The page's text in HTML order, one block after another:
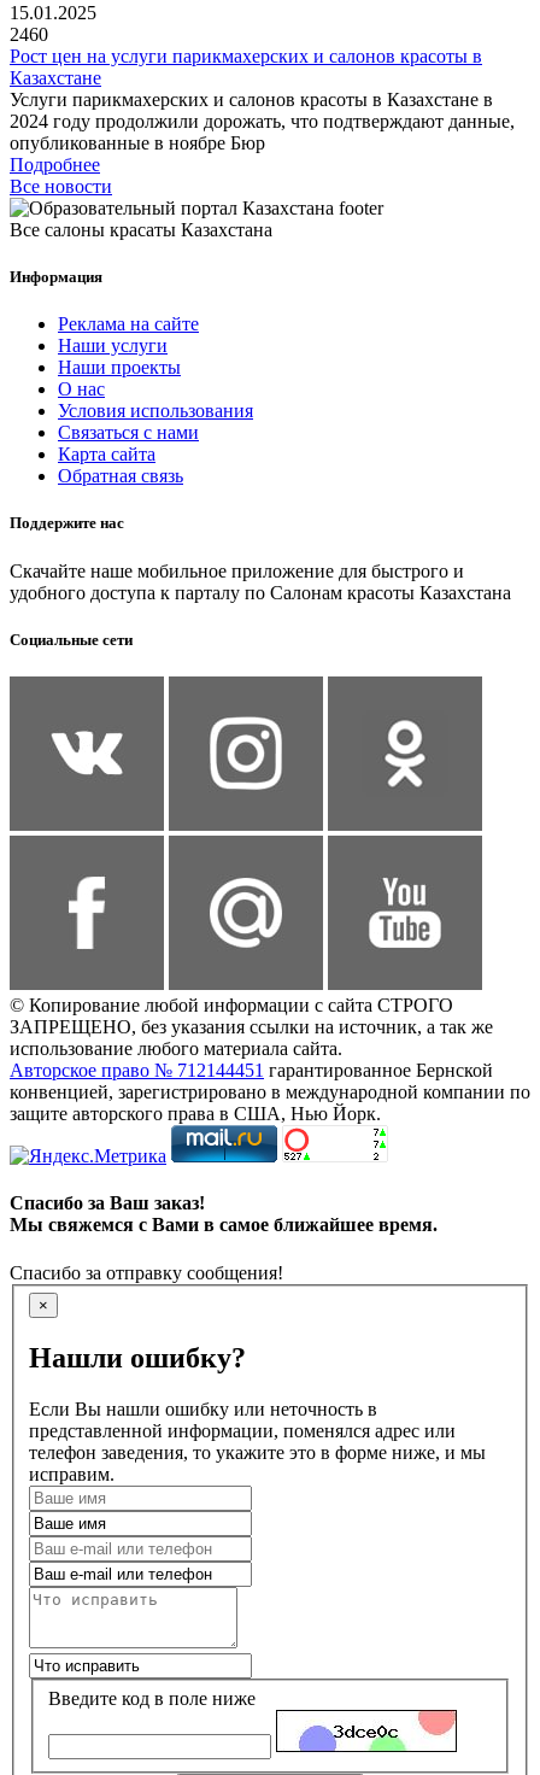
15.01.2025
2460
Рост цен на услуги парикмахерских и салонов красоты в
Казахстане
Услуги парикмахерских и салонов красоты в Казахстане в
2024 году продолжили дорожать, что подтверждают данные,
опубликованные в ноябре Бюр
Подробнее
Все новости
Все салоны красаты Казахстана
Информация
Реклама на сайте
Наши услуги
Наши проекты
О нас
Условия использования
Связаться с нами
Карта сайта
Обратная связь
Поддержите нас
Скачайте наше мобильное приложение для быстрого и
удобного доступа к парталу по Салонам красоты Казахстана
Социальные сети
© Копирование любой информации с сайта СТРОГО
ЗАПРЕЩЕНО, без указания ссылки на источник, а так же
использование любого материала сайта.
Авторское право № 712144451 гарантированное Бернской
конвенцией, зарегистрировано в международной компании по
защите авторского права в США, Нью Йорк.
Спасибо за Ваш заказ!
Мы свяжемся с Вами в самое ближайшее время.
Спасибо за отправку сообщения!
×
Нашли ошибку?
Если Вы нашли ошибку или неточность в
представленной информации, поменялся адрес или
телефон заведения, то укажите это в форме ниже, и мы
исправим.
Введите код в поле ниже